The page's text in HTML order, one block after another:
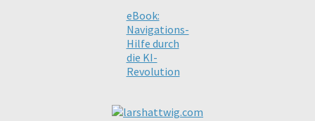
eBook:
Navigations-
Hilfe durch
die KI-
Revolution